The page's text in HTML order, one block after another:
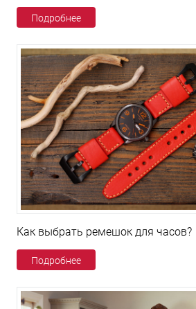
Подробнее
Как выбрать ремешок для часов?
Подробнее